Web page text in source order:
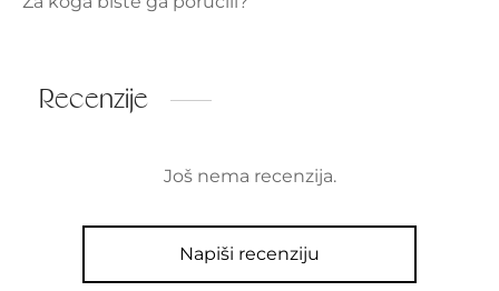
Recenzije
Još nema recenzija.
Napiši recenziju